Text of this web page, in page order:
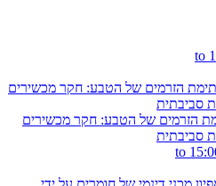
הזרמים של הטבע: חקר מכשירים
סביבתית